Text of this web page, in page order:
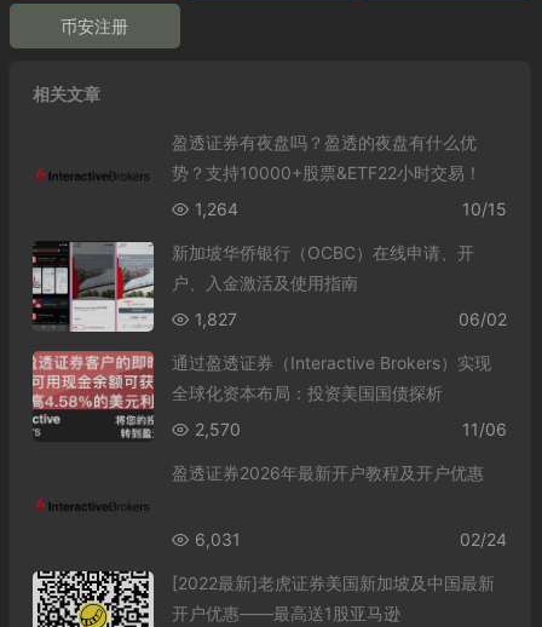
币安注册
相关文章
盈透证券有夜盘吗？盈透的夜盘有什么优
势？支持10000+股票&ETF22小时交易！
10/15
1,264
新加坡华侨银行（OCBC）在线申请、开
户、入金激活及使用指南
06/02
1,827
通过盈透证券（Interactive Brokers）实现
全球化资本布局：投资美国国债探析
11/06
2,570
盈透证券2026年最新开户教程及开户优惠
02/24
6,031
[2022最新]老虎证券美国新加坡及中国最新
开户优惠——最高送1股亚马逊